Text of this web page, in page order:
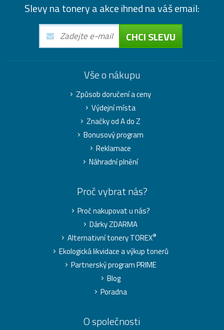
Slevy na tonery a akce ihned na váš email:
CHCI SLEVU
Vše o nákupu
Způsob doručení a ceny
Výdejní místa
Značky od A do Z
Bonusový program
Reklamace
Náhradní plnění
Proč vybrat nás?
Proč nakupovat u nás?
Dárky ZDARMA
Alternativní tonery TOREX®
Ekologická likvidace a výkup tonerů
Partnerský program PRIME
Blog
Poradna
O společnosti